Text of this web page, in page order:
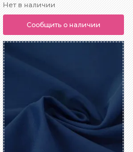
Нет в наличии
Сообщить о наличии